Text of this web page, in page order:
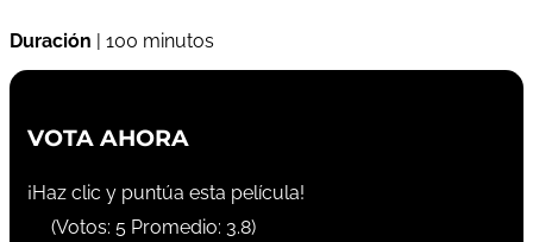
Duración | 100 minutos
VOTA AHORA
¡Haz clic y puntúa esta película!
(Votos: 5 Promedio: 3.8)